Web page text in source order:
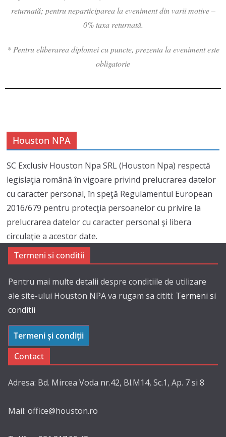
returnată; pentru neparticiparea la eveniment din varii motive –
0% taxa returnată.
* Pentru eliberarea diplomei cu puncte, prezenta la eveniment este
obligatorie
Houston NPA
SC Exclusiv Houston Npa SRL (Houston Npa) respectă
legislaţia română în vigoare privind prelucrarea datelor
cu caracter personal, în speţă Regulamentul European
2016/679 pentru protecţia persoanelor cu privire la
prelucrarea datelor cu caracter personal şi libera
circulaţie a acestor date.
Termeni si conditii
Pentru mai multe detalii despre conditiile de utilizare
ale site-ului Houston NPA va rugam sa cititi: Termeni si
conditii
Termeni și condiții
Contact
Adresa: Bd. Mircea Voda nr.42, Bl.M14, Sc.1, Ap. 7 si 8
Mail: office@houston.ro